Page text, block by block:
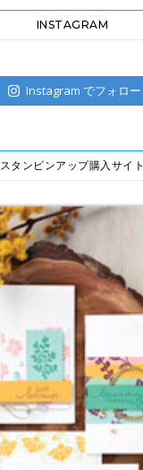
INSTAGRAM
Instagram でフォロー
スタンピンアップ購入サイト